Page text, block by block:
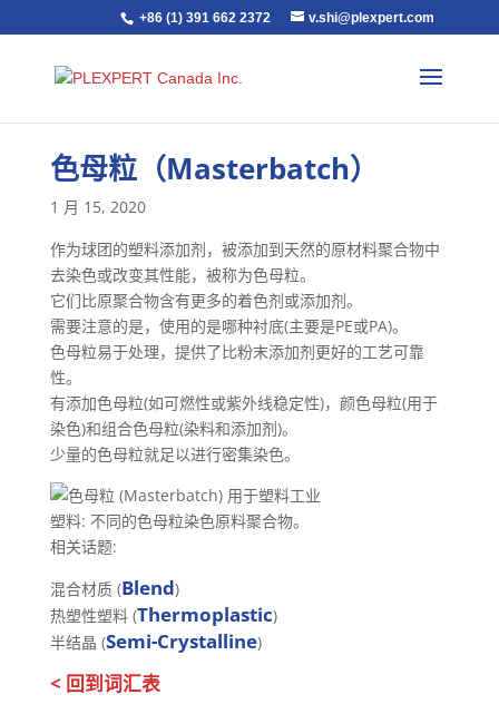
+86 (1) 391 662 2372 v.shi@plexpert.com
色母粒（Masterbatch）
1 月 15, 2020
作为球团的塑料添加剂，被添加到天然的原材料聚合物中
去染色或改变其性能，被称为色母粒。
它们比原聚合物含有更多的着色剂或添加剂。
需要注意的是，使用的是哪种衬底(主要是PE或PA)。
色母粒易于处理，提供了比粉末添加剂更好的工艺可靠
性。
有添加色母粒(如可燃性或紫外线稳定性)，颜色母粒(用于
染色)和组合色母粒(染料和添加剂)。
少量的色母粒就足以进行密集染色。
塑料: 不同的色母粒染色原料聚合物。
相关话题:
混合材质 (Blend)
热塑性塑料 (Thermoplastic)
半结晶 (Semi-Crystalline)
< 回到词汇表